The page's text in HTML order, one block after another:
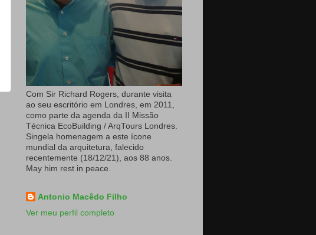
Com Sir Richard Rogers, durante visita
ao seu escritório em Londres, em 2011,
como parte da agenda da II Missão
Técnica EcoBuilding / ArqTours Londres.
Singela homenagem a este ícone
mundial da arquitetura, falecido
recentemente (18/12/21), aos 88 anos.
May him rest in peace.
Antonio Macêdo Filho
Ver meu perfil completo